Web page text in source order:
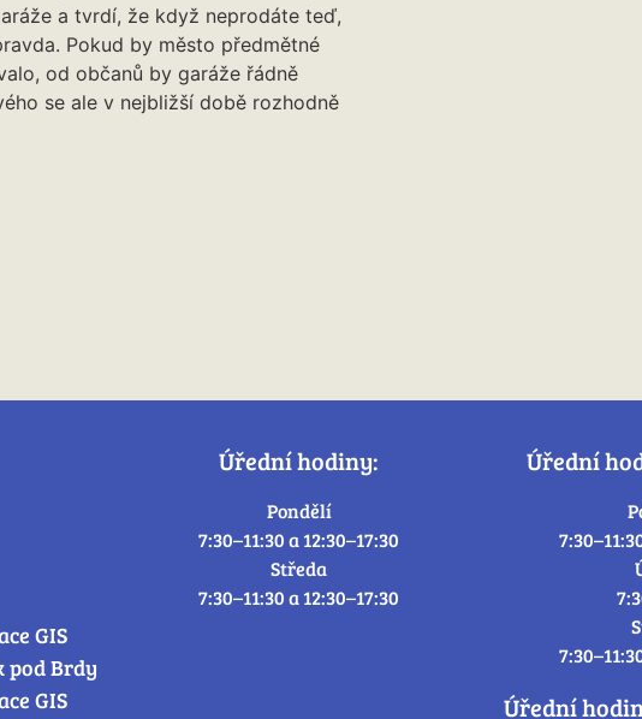
a tvrdí, že když neprodáte teď,
Pokud by město předmětné
od občanů by garáže řádně
se ale v nejbližší době rozhodně
GIS
pod Brdy
GIS
Úřední hodiny:
Pondělí
7:30–11:30 a 12:30–17:30
Středa
7:30–11:30 a 12:30–17:30
Úřední
Úřední